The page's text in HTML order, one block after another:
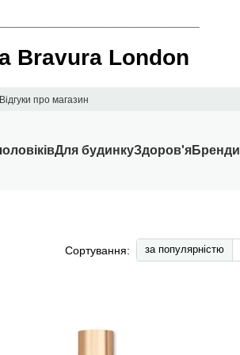
Bravura London
Відгуки про магазин
Для будинкуЗдоров'яБренди
Сортування: за популярністю